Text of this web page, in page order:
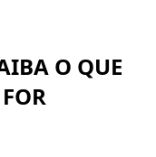
O QUE